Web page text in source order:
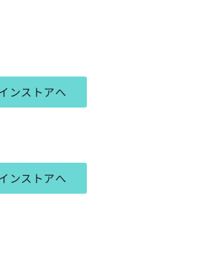
ンストアへ
ンストアへ